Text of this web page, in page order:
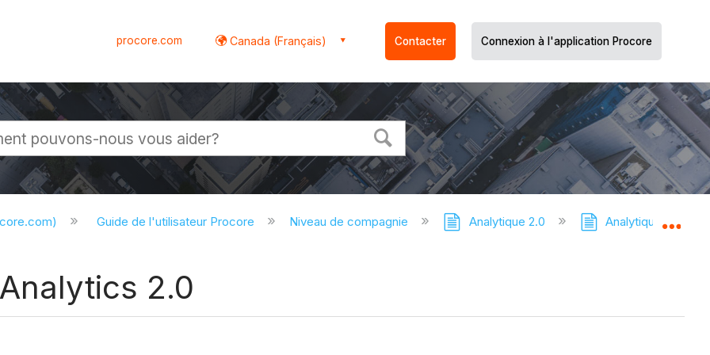
procore.com Canada (Français) Contacter Connexion à l'application Procore
Guide de l'utilisateur Procore Niveau de compagnie Analytique 2.0 Analytique -
2.0